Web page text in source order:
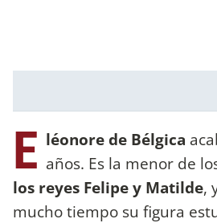
E léonore de Bélgica
años. Es la menor de
los reyes Felipe y Matilde,
mucho tiempo su figura